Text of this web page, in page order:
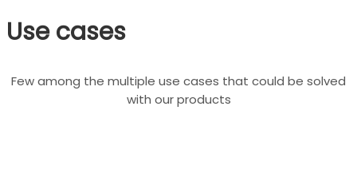
Use cases
Few among the multiple use cases that could be solved
with our products